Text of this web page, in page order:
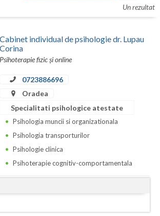
Un rezultat
Cabinet individual de psihologie dr. Lupau
Corina
Psihoterapie fizic și online
0723886696
Oradea
Specialitati psihologice atestate
Psihologia muncii si organizationala
Psihologia transporturilor
Psihologie clinica
Psihoterapie cognitiv-comportamentala